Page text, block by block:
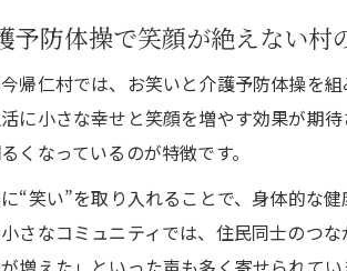
予防体操で笑顔が絶えない村
帰仁村では、お笑いと介護予防体操を
に小さな幸せと笑顔を増やす効果が期
くなっているのが特徴です。
“笑い”を取り入れることで、身体的な
さなコミュニティでは、住民同士のつ